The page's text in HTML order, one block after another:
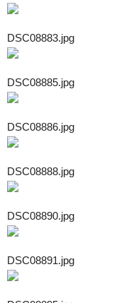
DSC08883.jpg
DSC08885.jpg
DSC08886.jpg
DSC08888.jpg
DSC08890.jpg
DSC08891.jpg